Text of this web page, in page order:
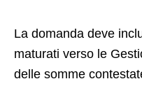
La domanda deve
maturati verso le
delle somme